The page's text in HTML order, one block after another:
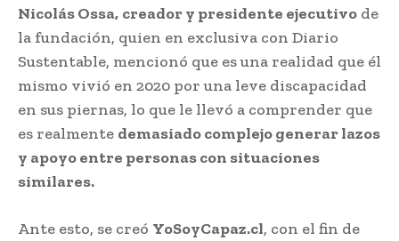
Nicolás Ossa, creador y presidente ejecutivo de
la fundación, quien en exclusiva con Diario
Sustentable, mencionó que es una realidad que él
mismo vivió en 2020 por una leve discapacidad
en sus piernas, lo que le llevó a comprender que
es realmente demasiado complejo generar lazos
y apoyo entre personas con situaciones
similares.
Ante esto, se creó YoSoyCapaz.cl, con el fin de